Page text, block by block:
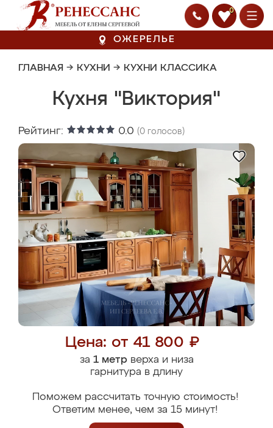
0
ОЖЕРЕЛЬЕ
ГЛАВНАЯ → КУХНИ → КУХНИ КЛАССИКА
Кухня "Виктория"
Рейтинг: 0.0 (0 голосов)
Цена: от 41 800 ₽
за 1 метрверха и низа
гарнитура в длину
Поможем рассчитать точную стоимость!
Ответим менее, чем за 15 минут!